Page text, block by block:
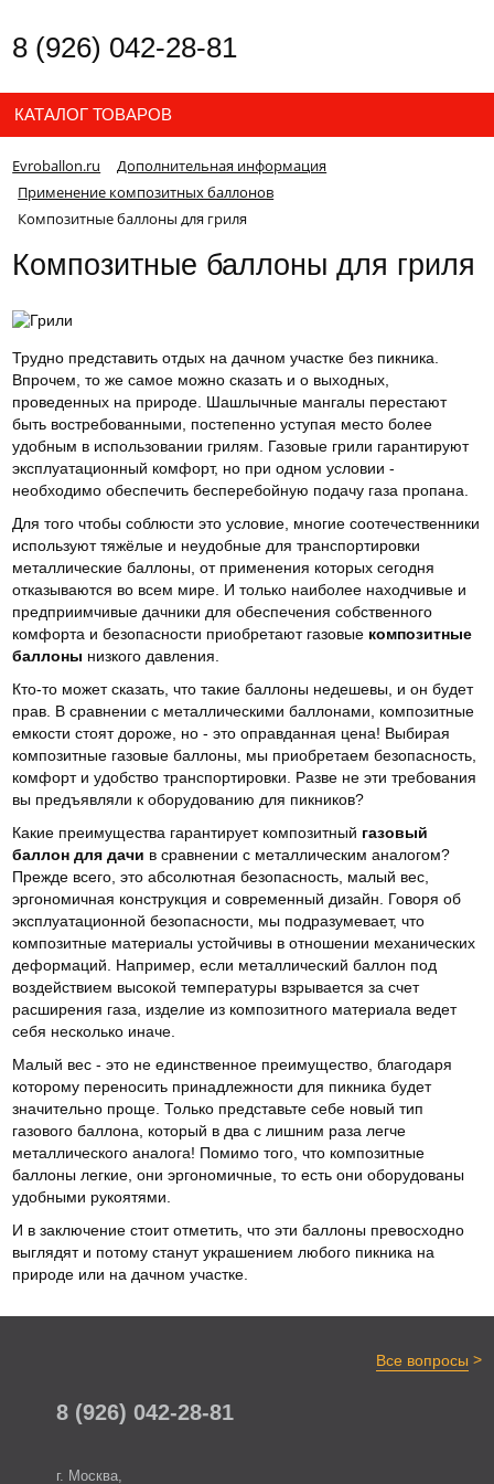
8 (926) 042-28-81
КАТАЛОГ ТОВАРОВ
Evroballon.ru
Дополнительная информация
Применение композитных баллонов
Композитные баллоны для гриля
Композитные баллоны для гриля
Трудно представить отдых на дачном участке без пикника.
Впрочем, то же самое можно сказать и о выходных,
проведенных на природе. Шашлычные мангалы перестают
быть востребованными, постепенно уступая место более
удобным в использовании грилям. Газовые грили гарантируют
эксплуатационный комфорт, но при одном условии -
необходимо обеспечить бесперебойную подачу газа пропана.
Для того чтобы соблюсти это условие, многие соотечественники
используют тяжёлые и неудобные для транспортировки
металлические баллоны, от применения которых сегодня
отказываются во всем мире. И только наиболее находчивые и
предприимчивые дачники для обеспечения собственного
комфорта и безопасности приобретают газовые композитные
баллоны низкого давления.
Кто-то может сказать, что такие баллоны недешевы, и он будет
прав. В сравнении с металлическими баллонами, композитные
емкости стоят дороже, но - это оправданная цена! Выбирая
композитные газовые баллоны, мы приобретаем безопасность,
комфорт и удобство транспортировки. Разве не эти требования
вы предъявляли к оборудованию для пикников?
Какие преимущества гарантирует композитный газовый
баллон для дачи в сравнении с металлическим аналогом?
Прежде всего, это абсолютная безопасность, малый вес,
эргономичная конструкция и современный дизайн. Говоря об
эксплуатационной безопасности, мы подразумевает, что
композитные материалы устойчивы в отношении механических
деформаций. Например, если металлический баллон под
воздействием высокой температуры взрывается за счет
расширения газа, изделие из композитного материала ведет
себя несколько иначе.
Малый вес - это не единственное преимущество, благодаря
которому переносить принадлежности для пикника будет
значительно проще. Только представьте себе новый тип
газового баллона, который в два с лишним раза легче
металлического аналога! Помимо того, что композитные
баллоны легкие, они эргономичные, то есть они оборудованы
удобными рукоятями.
И в заключение стоит отметить, что эти баллоны превосходно
выглядят и потому станут украшением любого пикника на
природе или на дачном участке.
Все вопросы >
8 (926) 042-28-81
г. Москва,